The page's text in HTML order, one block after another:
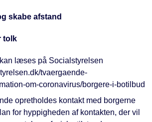
skabe afstand
tolk
læses på Socialstyrelsen
tvaergaende-
om-coronavirus/borgere-i-botilbud
opretholdes kontakt med borgerne
for hyppigheden af kontakten, der vil